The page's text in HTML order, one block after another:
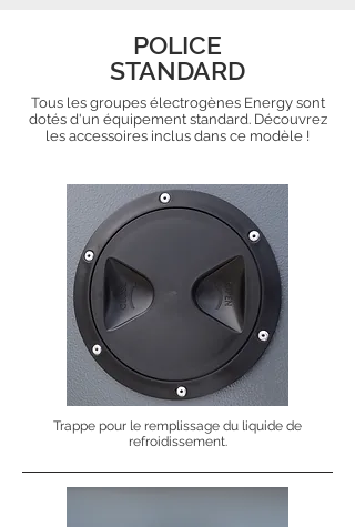
POLICE
STANDARD
Tous les groupes électrogènes Energy sont
dotés d'un équipement standard. Découvrez
les accessoires inclus dans ce modèle !
Trappe pour le remplissage du liquide de
refroidissement.